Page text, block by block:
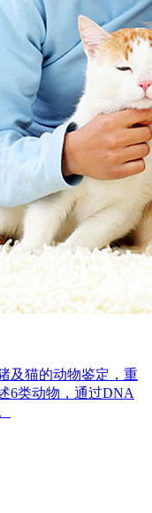
及猫的动物鉴定，重
6类动物，通过DNA